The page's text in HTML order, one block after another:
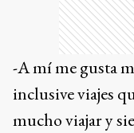
-A mí me gusta
inclusive viajes
mucho viajar y